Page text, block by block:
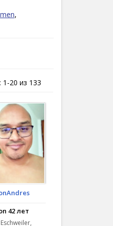
своему
Австрия,
,
1-20 из 133
42 лет